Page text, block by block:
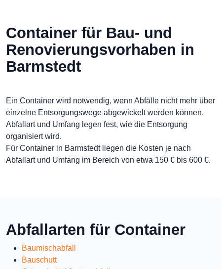
Container für Bau- und
Renovierungsvorhaben in
Barmstedt
Ein Container wird notwendig, wenn Abfälle nicht mehr über
einzelne Entsorgungswege abgewickelt werden können.
Abfallart und Umfang legen fest, wie die Entsorgung
organisiert wird.
Für Container in Barmstedt liegen die Kosten je nach
Abfallart und Umfang im Bereich von etwa 150 € bis 600 €.
Abfallarten für Container
Baumischabfall
Bauschutt